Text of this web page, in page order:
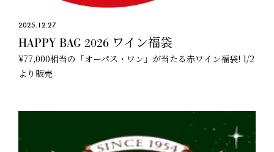
2025.12.27
HAPPY BAG 2026 ワイン福袋
¥77,000相当の「オーパス・ワン」が当たる赤ワイン福袋! 1/2
より販売